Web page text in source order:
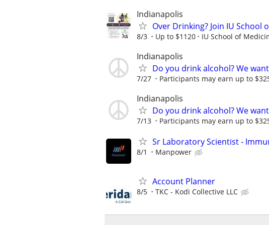
Indianapolis
Over Drinking? Join IU School
8/3 Up to $1120 IU School of
Indianapolis
Do you drink alcohol? We
7/27 Participants may earn up to
Indianapolis
Do you drink alcohol? We
7/13 Participants may earn up to
Sr Laboratory Scientist -
8/1 Manpower
Account Planner
8/5 TKC - Kodi Collective LLC